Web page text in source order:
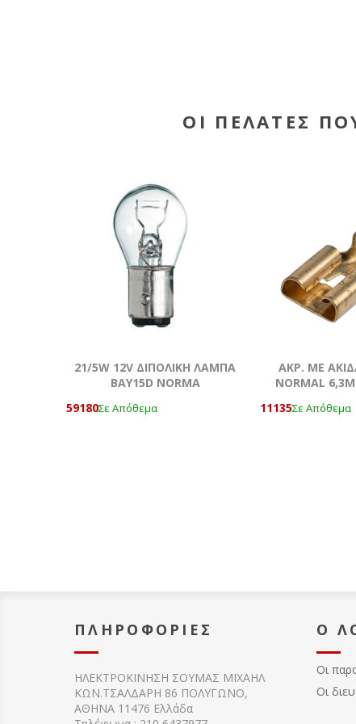
ΟΙ ΠΕΛΆΤΕΣ
21/5W 12V ΔΙΠΟΛΙΚΗ ΛΑΜΠΑ
BAY15D NORMA
59180Σε Απόθεμα
AKΡ. ΜΕ
NORMAL
11135Σε Απόθεμα
ΠΛΗΡΟΦΟΡΊΕΣ
ΗΛΕΚΤΡΟΚΙΝΗΣΗ ΣΟΥΜΑΣ MIXAHΛ
ΚΩΝ.ΤΣΑΛΔΑΡΗ 86 ΠΟΛΥΓΩΝΟ,
ΑΘΗΝΑ 11476 Ελλάδα
Ο
Οι
Οι